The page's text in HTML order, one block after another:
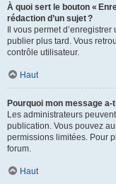
À quoi sert le bouton «
rédaction d’un sujet ?
Il vous permet
publier plus tard. Vous
contrôle utilisateur.
Haut
Pourquoi mon message a-
Les administrateurs
publication. Vous pouvez
permissions limitées. Pour
forum.
Haut